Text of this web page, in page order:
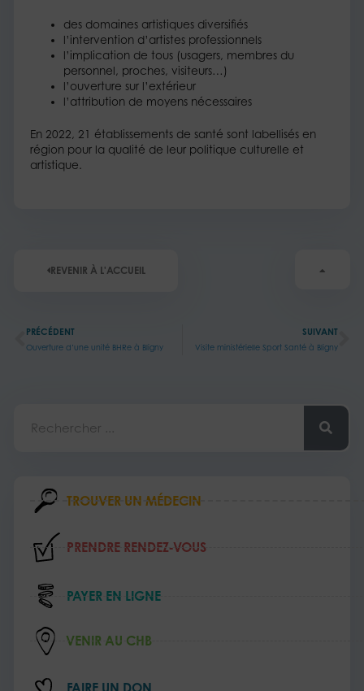
des domaines artistiques diversifiés
l’intervention d’artistes professionnels
l’implication de tous (usagers, membres du
personnel, proches, visiteurs…)
l’ouverture sur l’extérieur
l’attribution de moyens nécessaires
En 2022, 21 établissements de santé sont labellisés en
région pour la qualité de leur politique culturelle et
artistique.
REVENIR À L'ACCUEIL
PRÉCÉDENT
Ouverture d’une unité BHRe à Bligny
SUIVANT
Visite ministérielle Sport Santé à Bligny
TROUVER UN MÉDECIN
PRENDRE RENDEZ‑VOUS
PAYER EN LIGNE
VENIR AU CHB
FAIRE UN DON